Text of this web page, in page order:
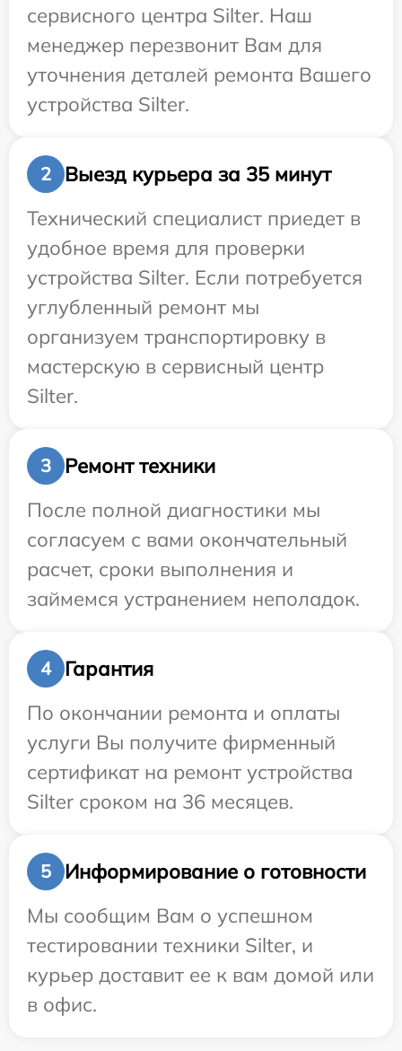
сервисного центра Silter. Наш
менеджер перезвонит Вам для
уточнения деталей ремонта Вашего
устройства Silter.
2
Выезд курьера за 35 минут
Технический специалист приедет в
удобное время для проверки
устройства Silter. Если потребуется
углубленный ремонт мы
организуем транспортировку в
мастерскую в сервисный центр
Silter.
3
Ремонт техники
После полной диагностики мы
согласуем с вами окончательный
расчет, сроки выполнения и
займемся устранением неполадок.
4
Гарантия
По окончании ремонта и оплаты
услуги Вы получите фирменный
сертификат на ремонт устройства
Silter сроком на 36 месяцев.
5
Информирование о готовности
Мы сообщим Вам о успешном
тестировании техники Silter, и
курьер доставит ее к вам домой или
в офис.